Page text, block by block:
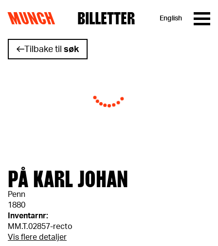
Hopp til innhold
MUNCH BILLETTER English
Tilbake til søk
PÅ KARL JOHAN
Penn
1880
Inventarnr:
MM.T.02857-recto
Vis flere detaljer